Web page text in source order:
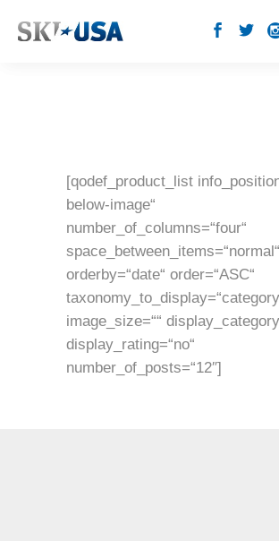
[qodef_product_list
below-image“
number_of_columns=“four“
space_between_items=“normal“
orderby=“date“ order=“ASC“
image_size=““
display_rating=“no“
number_of_posts=“12″]